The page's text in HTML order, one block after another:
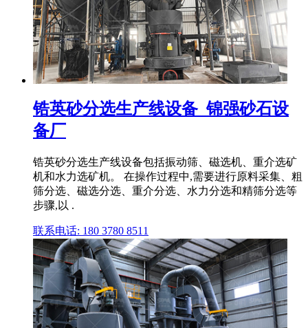
锆英砂分选生产线设备_锦强砂石设
备厂
锆英砂分选生产线设备包括振动筛、磁选机、重介选矿
机和水力选矿机。 在操作过程中,需要进行原料采集、粗
筛分选、磁选分选、重介分选、水力分选和精筛分选等
步骤,以 .
联系电话: 180 3780 8511